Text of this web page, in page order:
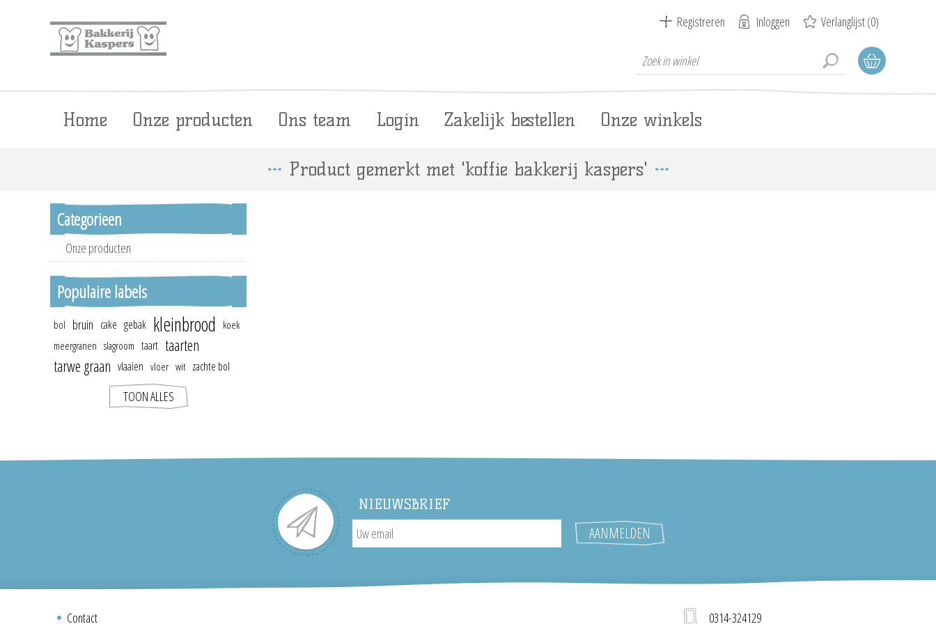
Registreren Inloggen Verlanglijst(0)
Home Onze producten Ons team Login Zakelijk bestellen Onze winkels
Product gemerkt met 'koffie bakkerij kaspers'
Categorieen
Onze producten
Populaire labels
bol bruin cake gebak kleinbrood
koek
meergranen slagroom taart taarten
tarwe graan vlaaien vloer wit zachte bol
TOON ALLES
NIEUWSBRIEF
Contact 0314-324129